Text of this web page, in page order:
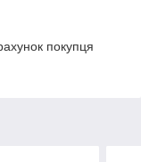
покупця